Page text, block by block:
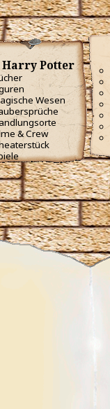
Harry Potter
Wesen
& Crew
Wasser sei